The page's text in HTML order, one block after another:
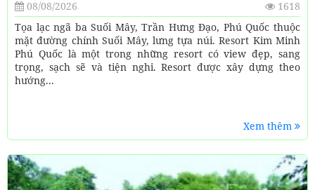
08/08/2026
1618
Tọa lạc ngã ba Suối Mây, Trần Hưng Đạo, Phú Quốc thuộc
mặt đường chính Suối Mây, lưng tựa núi. Resort Kim Minh
Phú Quốc là một trong những resort có view đẹp, sang
trọng, sạch sẽ và tiện nghi. Resort được xây dựng theo
hướng...
Xem thêm